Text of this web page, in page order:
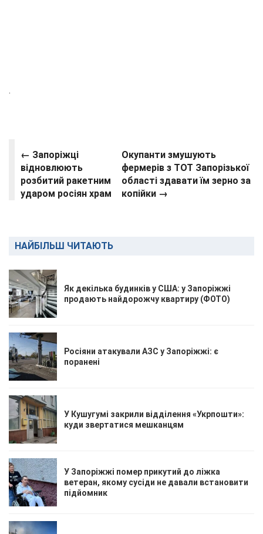
.
← Запоріжці
відновлюють
розбитий ракетним
ударом росіян храм
Окупанти змушують
фермерів з ТОТ Запорізької
області здавати їм зерно за
копійки →
НАЙБІЛЬШ ЧИТАЮТЬ
Як декілька будинків у США: у Запоріжжі
продають найдорожчу квартиру (ФОТО)
Росіяни атакували АЗС у Запоріжжі: є
поранені
У Кушугумі закрили відділення «Укрпошти»:
куди звертатися мешканцям
У Запоріжжі помер прикутий до ліжка
ветеран, якому сусіди не давали встановити
підйомник